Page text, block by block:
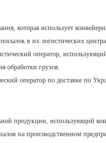
которая использует
в их логистических
оператор,
обработки грузов.
оператор по доставке по
продукции, использующий
на производственном